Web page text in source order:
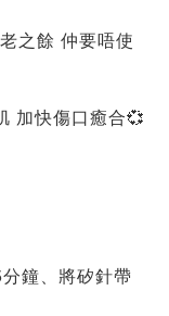
之餘 仲要唔使
加快傷口癒合💞
鐘、將矽針帶